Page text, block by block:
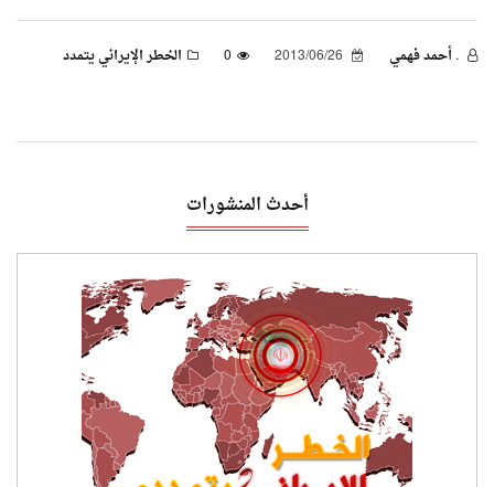
. أحمد فهمي 0 الخطر الإيراني يتمدد
أحدث المنشورات